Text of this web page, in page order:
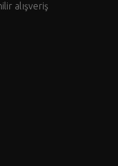
alışveriş